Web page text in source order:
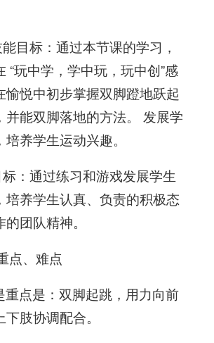
目标：通过本节课的学习，
“玩中学，学中玩，玩中创”感
愉悦中初步掌握双脚蹬地跃起
并能双脚落地的方法。 发展学
养学生运动兴趣。
：通过练习和游戏发展学生
培养学生认真、负责的积极态
团队精神。
点、难点
重点是：双脚起跳，用力向前
下肢协调配合。